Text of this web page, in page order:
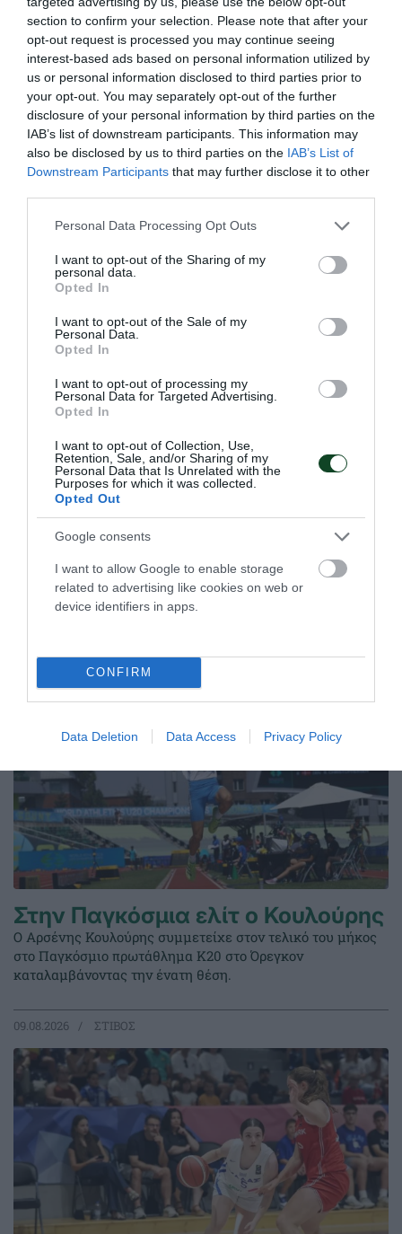
section to confirm your selection. Please note that after your
opt-out request is processed you may continue seeing
interest-based ads based on personal information utilized by
us or personal information disclosed to third parties prior to
your opt-out. You may separately opt-out of the further
disclosure of your personal information by third parties on the
IAB’s list of downstream participants. This information may
also be disclosed by us to third parties on the IAB’s List of
Downstream Participants that may further disclose it to other
Please note that this website/app uses one or more Google
not limited to your visit or usage behaviour. You may click to
grant or deny consent to Google and its third-party tags to
use your data for below specified purposes in below Google
consent section.
Personal Data Processing Opt Outs
I want to opt-out of the Sharing of my
personal data.
Opted In
I want to opt-out of the Sale of my
Personal Data.
Opted In
I want to opt-out of processing my
Personal Data for Targeted Advertising.
Opted In
I want to opt-out of Collection, Use,
Retention, Sale, and/or Sharing of my
Personal Data that Is Unrelated with the
Purposes for which it was collected.
Opted Out
Google consents
I want to allow Google to enable storage
related to advertising like cookies on web or
device identifiers in apps.
CONFIRM
Data Deletion Data Access Privacy Policy
πλασαρίσματα
Οι Πάνος Τριανταφύλλου και Βασίλης Ντούνης
επέστρεψαν σε υψηλά πλασαρίσματα στο Παγκόσμιο
Πρωτάθλημα ξιφασκίας με αμαξίδιο που διεξάγεται στη
Νότια Κορέα.
02.09.2025 ΞΙΦΑΣΚΙΑ ΜΕ ΑΜΑΞΙΔΙΟ
Σαν σήμερα το 2021-«Χάλκινοι»
στο Παγκόσμιο
Τεράστια επιτυχία για το τμήμα ξιφασκίας με αμαξίδιο του
Παναθηναϊκού καθώς οι Τριανταφύλλου και Ντούνης
έκαναν γνωστό το όνομα του Συλλόγου παγκοσμίως.
Στην Παγκόσμια ελίτ ο Κουλούρης
Ο Αρσένης Κουλούρης συμμετείχε στον τελικό του μήκος
στο Παγκόσμιο πρωτάθλημα Κ20 στο Όρεγκον
καταλαμβάνοντας την ένατη θέση.
09.08.2026 ΣΤΙΒΟΣ